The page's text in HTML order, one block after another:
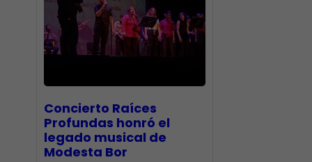
​Concierto Raíces
Profundas honró el
legado musical de
Modesta Bor